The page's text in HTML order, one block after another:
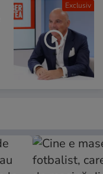
Exclusiv